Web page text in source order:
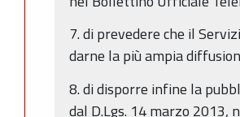
7. di prevedere che il
darne la più ampia
8. di disporre infine la
dal D.Lgs. 14 marzo 2013,